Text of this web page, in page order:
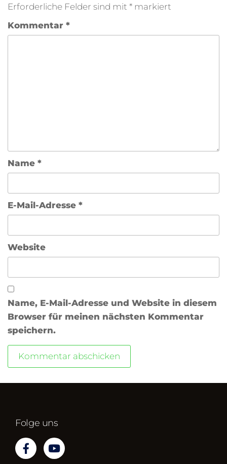
Erforderliche Felder sind mit * markiert
Kommentar *
Name *
E-Mail-Adresse *
Website
Name, E-Mail-Adresse und Website in diesem
Browser für meinen nächsten Kommentar
speichern.
Folge uns